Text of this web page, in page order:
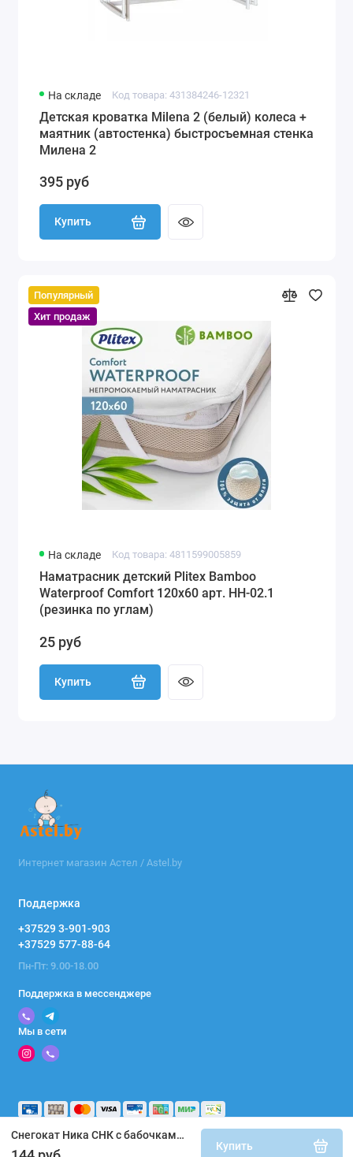
Снегокат Ника СНК с бабочками (белый каркас) СНК/Б2
Купить
На складе Код товара: 431384246-12321
Детская кроватка Milena 2 (белый) колеса +
маятник (автостенка) быстросъемная стенка
Милена 2
395 руб
Купить
Популярный
Хит продаж
На складе Код товара: 4811599005859
Наматрасник детский Plitex Bamboo
Waterproof Comfort 120х60 арт. НН-02.1
(резинка по углам)
25 руб
Купить
Интернет магазин Астел / Astel.by
Поддержка
+37529 3-901-903
+37529 577-88-64
Пн-Пт: 9.00-18.00
Поддержка в мессенджере
Мы в сети